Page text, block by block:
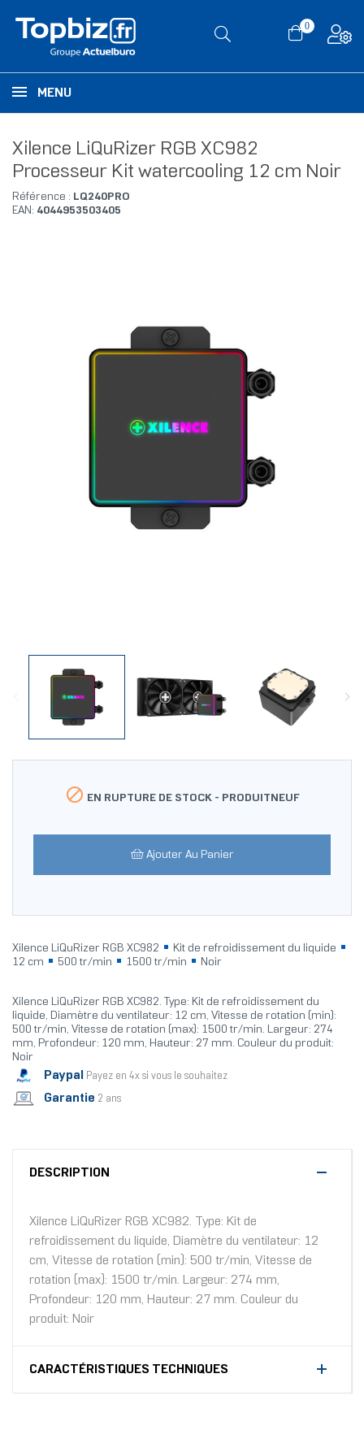
0
MENU
Xilence LiQuRizer RGB XC982
Processeur Kit watercooling 12 cm Noir
Référence : LQ240PRO
EAN: 4044953503405
 EN RUPTURE DE STOCK - PRODUITNEUF
Ajouter Au Panier
Xilence LiQuRizer RGB XC982
Kit de refroidissement du liquide
12 cm
500 tr/min 1500 tr/min Noir
Xilence LiQuRizer RGB XC982. Type: Kit de refroidissement du
liquide, Diamètre du ventilateur: 12 cm, Vitesse de rotation (min):
500 tr/min, Vitesse de rotation (max): 1500 tr/min. Largeur: 274
mm, Profondeur: 120 mm, Hauteur: 27 mm. Couleur du produit:
Noir
Paypal Payez en 4x si vous le souhaitez
Garantie 2 ans
DESCRIPTION
Xilence LiQuRizer RGB XC982. Type: Kit de
refroidissement du liquide, Diamètre du ventilateur: 12
cm, Vitesse de rotation (min): 500 tr/min, Vitesse de
rotation (max): 1500 tr/min. Largeur: 274 mm,
Profondeur: 120 mm, Hauteur: 27 mm. Couleur du
produit: Noir
CARACTÉRISTIQUES TECHNIQUES